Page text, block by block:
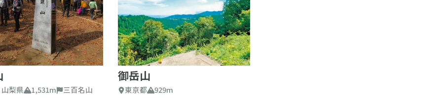
梨県 1,531m 三百名山
御岳山
東京都 929m